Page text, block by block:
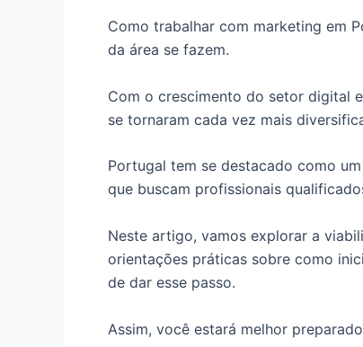
Como trabalhar com marketing em
da área se fazem.
Com o crescimento do setor digital
se tornaram cada vez mais
Portugal tem se destacado como
que buscam profissionais
Neste artigo, vamos explorar a
orientações práticas sobre como
de dar esse passo.
Assim, você estará melhor